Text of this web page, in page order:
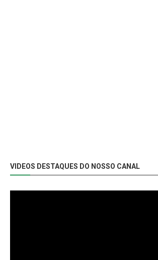
VIDEOS DESTAQUES DO NOSSO CANAL